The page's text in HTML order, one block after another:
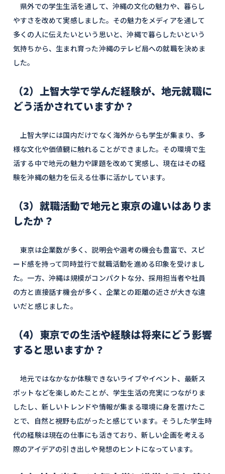
県外での学生生活を通して、沖縄の文化の魅力や、暮らし
やすさを改めて実感しました。その魅力をメディアを通して
多くの人に伝えたいという思いと、沖縄で暮らしたいという
気持ちから、生まれ育った沖縄のテレビ局への就職を決めま
した。
（2）上智大学で学んだ経験が、地元就職に
どう活かされていますか？
上智大学には国内だけでなく海外からも学生が集まり、多
様な文化や価値観に触れることができました。その環境で生
活する中で地元の魅力や課題を改めて実感し、現在はその経
験を沖縄の魅力を伝える仕事に活かしています。
（3）就職活動で地元と東京の違いはありま
したか？
東京は企業数が多く、説明会や選考の機会も豊富で、スピ
ード感を持って同時並行で就職活動を進める印象を受けまし
た。一方、沖縄は規模がコンパクトな分、採用担当者や社員
の方と直接話す機会が多く、企業との距離の近さが大きな違
いだと感じました。
（4）東京での生活や経験は将来にどう影響
すると思いますか？
地元ではなかなか体験できないライブやイベント、最新ス
ポットなどを楽しめたことが、学生生活の充実につながりま
したし、新しいトレンドや情報が集まる環境に身を置けたこ
とで、自然と視野も広がったと感じています。そうした学生時
代の経験は現在の仕事にも活きており、新しい企画を考える
際のアイデアの引き出しや発想のヒントになっています。